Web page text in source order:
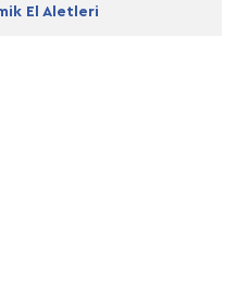
El Aletleri